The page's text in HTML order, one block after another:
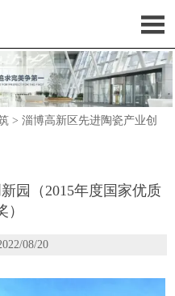

> 淄博高新区先进陶瓷产业创
园（2015年度国家优质
）
08/20